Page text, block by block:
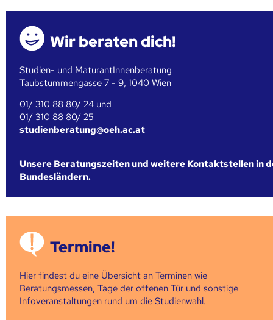
Wir beraten dich!
Studien- und MaturantInnenberatung
Taubstummengasse 7 - 9, 1040 Wien
01/ 310 88 80/ 24 und
01/ 310 88 80/ 25
studienberatung@oeh.ac.at
Unsere Beratungszeiten und weitere Kontaktstellen in
Bundesländern.
Termine!
Hier findest du eine Übersicht an Terminen wie
Beratungsmessen, Tage der offenen Tür und sonstige
Infoveranstaltungen rund um die Studienwahl.